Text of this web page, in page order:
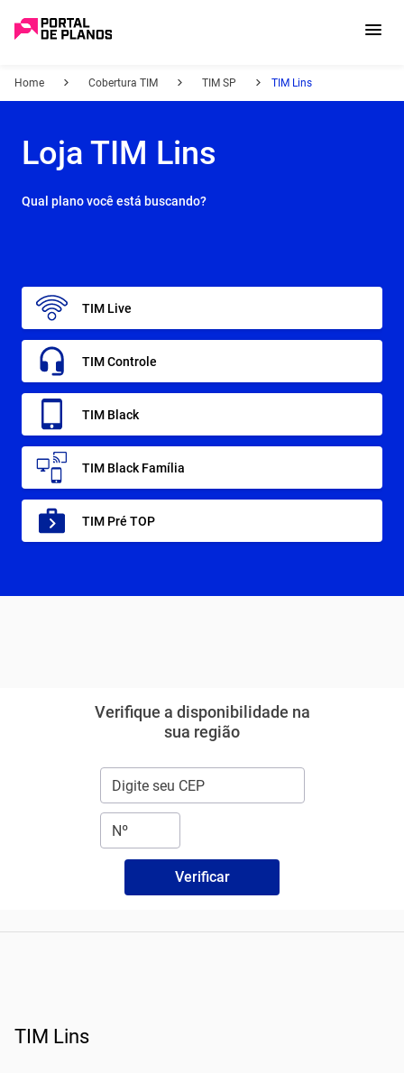
Home Cobertura TIM TIM SP TIM Lins
Loja TIM Lins
Qual plano você está buscando?
TIM Live
TIM Controle
TIM Black
TIM Black Família
TIM Pré TOP
Verifique a disponibilidade na
sua região
Verificar
TIM Lins